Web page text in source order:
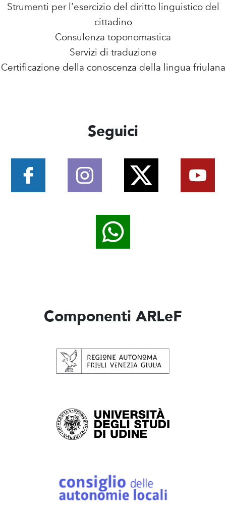
Strumenti per l’esercizio del diritto linguistico del
cittadino
Consulenza toponomastica
Servizi di traduzione
Certificazione della conoscenza della lingua friulana
Seguici
Componenti ARLeF